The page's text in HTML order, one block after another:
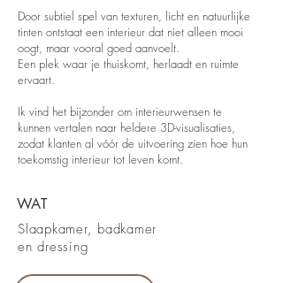
Door subtiel spel van texturen, licht en natuurlijke
tinten ontstaat een interieur dat niet alleen mooi
oogt, maar vooral goed aanvoelt.
Een plek waar je thuiskomt, herlaadt en ruimte
ervaart.
Ik vind het bijzonder om interieurwensen te
kunnen vertalen naar heldere 3D-visualisaties,
zodat klanten al vóór de uitvoering zien hoe hun
toekomstig interieur tot leven komt.
WAT
Slaapkamer, badkamer
en dressing